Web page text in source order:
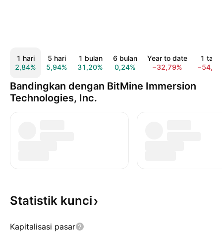
1 hari
2,84%
5 hari
5,94%
1 bulan
31,20%
6 bulan
0,24%
Year to date
−32,79%
1
Bandingkan dengan BitMine Immersion
Technologies, Inc.
Statistik kunci
Kapitalisasi pasar